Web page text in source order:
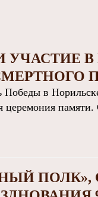
в
церемония
ПОЛК»,